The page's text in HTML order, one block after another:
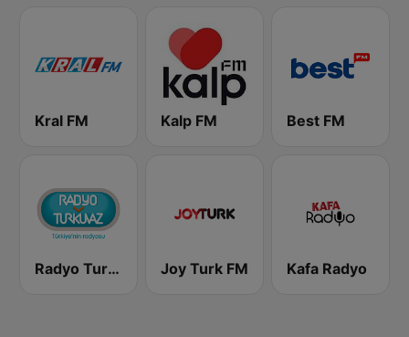
Kral FM Kalp FM Best FM
Radyo Turkuvaz Joy Turk FM Kafa Radyo